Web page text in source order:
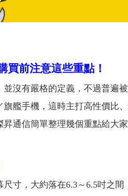
買前注意這些重點！
並沒有嚴格的定義，不過普遍
艦手機，這時主打高性價比
通信簡單整理幾個重點給大家
，大約落在6.3～6.5吋之間